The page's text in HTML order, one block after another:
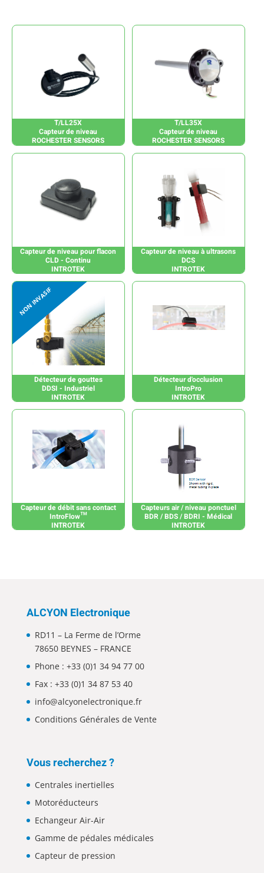
T/LL25X
Capteur de niveau
ROCHESTER SENSORS
T/LL35X
Capteur de niveau
ROCHESTER SENSORS
Capteur de niveau pour flacon
CLD - Continu
INTROTEK
Capteur de niveau à ultrasons
DCS
INTROTEK
Détecteur de gouttes
DDSI - Industriel
INTROTEK
Détecteur d'occlusion
IntroPro
INTROTEK
Capteur de débit sans contact
IntroFlow™
INTROTEK
Capteurs air / niveau ponctuel
BDR / BDS / BDRI - Médical
INTROTEK
ALCYON Electronique
RD11 – La Ferme de l’Orme
78650 BEYNES – FRANCE
Phone : +33 (0)1 34 94 77 00
Fax : +33 (0)1 34 87 53 40
info@alcyonelectronique.fr
Conditions Générales de Vente
Vous recherchez ?
Centrales inertielles
Motoréducteurs
Echangeur Air-Air
Gamme de pédales médicales
Capteur de pression